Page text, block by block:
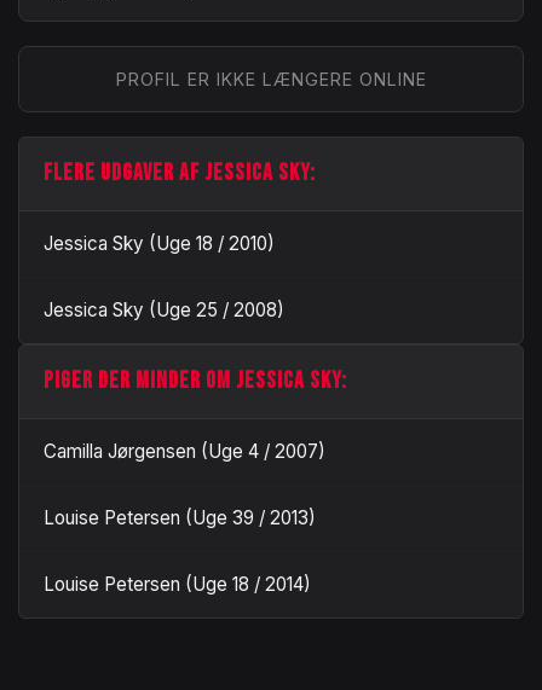
PROFIL ER IKKE LÆNGERE ONLINE
FLERE UDGAVER AF JESSICA SKY:
Jessica Sky (Uge 18 / 2010)
Jessica Sky (Uge 25 / 2008)
PIGER DER MINDER OM JESSICA SKY:
Camilla Jørgensen (Uge 4 / 2007)
Louise Petersen (Uge 39 / 2013)
Louise Petersen (Uge 18 / 2014)